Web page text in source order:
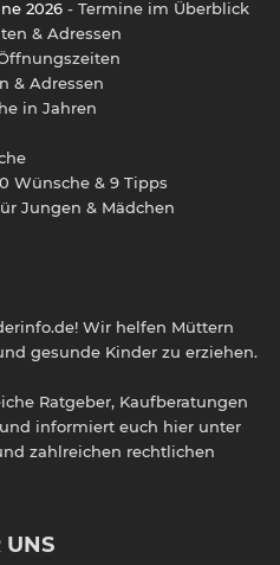
2026 - Termine im Überblick
& Adressen
& Adressen
in Jahren
Wünsche & 9 Tipps
Jungen & Mädchen
Wir helfen Müttern
gesunde Kinder zu erziehen.
Ratgeber, Kaufberatungen
informiert euch hier unter
zahlreichen rechtlichen
UNS